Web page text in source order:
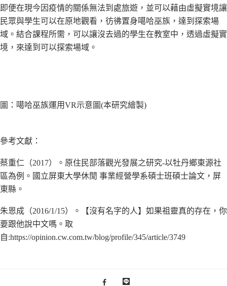
即便在現今因疫情的關係無法到處旅遊，並可以藉由虛擬實境讓
民眾與學生可以在原地觀看，彷彿置身噶哈巫族，達到探索場
域。結合課程所需，可以讓沒去過的學生在教室中，透過虛擬實
境，來達到可以探索場域。
圖：噶哈巫族運用VR示意圖(本研究繪製)
參考文獻：
蔡重仁（2017）。原住民部落觀光發展之研究-以牡丹鄉東源社
區為例。國立屏東大學休閒 事業經營學系碩士班碩士論文，屏
東縣。
朱恩成（2016/1/15）。【沒有名字的人】如果祖靈真的存在，你
要跟他說中文嗎。取
自:https://opinion.cw.com.tw/blog/profile/345/article/3749